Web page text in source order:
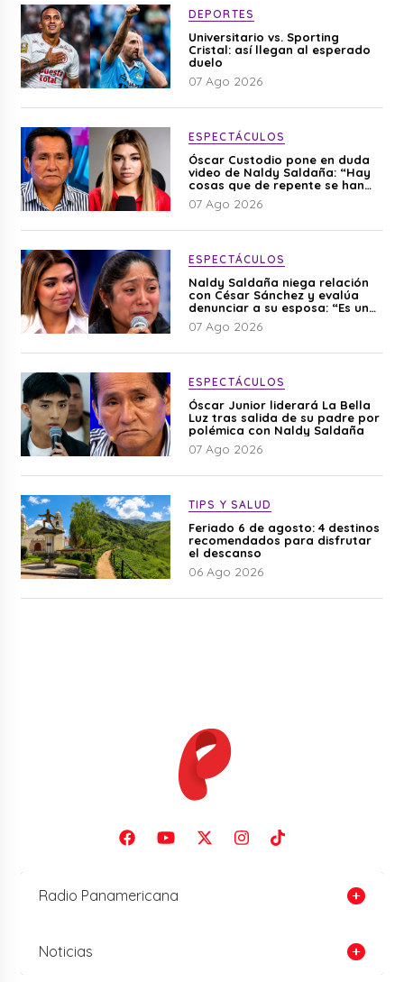
DEPORTES
Universitario vs. Sporting
Cristal: así llegan al esperado
duelo
07 Ago 2026
ESPECTÁCULOS
Óscar Custodio pone en duda
video de Naldy Saldaña: “Hay
cosas que de repente se han
editado”
07 Ago 2026
ESPECTÁCULOS
Naldy Saldaña niega relación
con César Sánchez y evalúa
denunciar a su esposa: “Es una
difamación”
07 Ago 2026
ESPECTÁCULOS
Óscar Junior liderará La Bella
Luz tras salida de su padre por
polémica con Naldy Saldaña
07 Ago 2026
TIPS Y SALUD
Feriado 6 de agosto: 4 destinos
recomendados para disfrutar
el descanso
06 Ago 2026
Radio Panamericana
Noticias